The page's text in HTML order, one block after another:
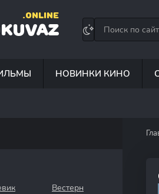
.ONLINE
НОВИНКИ КИНО
Вестерн